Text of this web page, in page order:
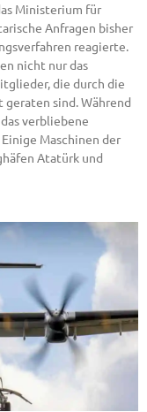
Ministerium für
Anfragen bisher
reagierte.
nicht nur das
die durch die
sind. Während
verbliebene
Maschinen der
Atatürk und